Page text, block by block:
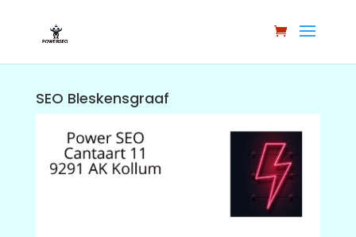
SEO Bleskensgraaf